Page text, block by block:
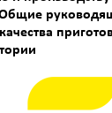
Общие